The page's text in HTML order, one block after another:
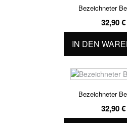
Bezeichneter
32,90€
IN DEN
Bezeichneter
32,90€